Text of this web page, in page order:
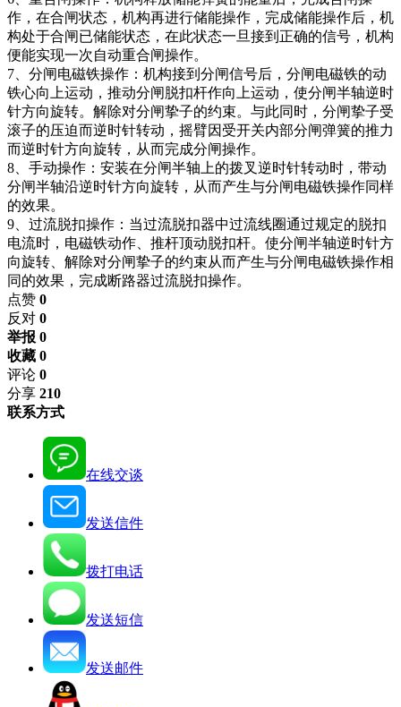
作，在合闸状态，机构再进行储能操作，完成储能操作后，机
构处于合闸已储能状态，在此状态一旦接到正确的信号，机构
便能实现一次自动重合闸操作。
7、分闸电磁铁操作：机构接到分闸信号后，分闸电磁铁的动
铁心向上运动，推动分闸脱扣杆作向上运动，使分闸半轴逆时
针方向旋转。解除对分闸挚子的约束。与此同时，分闸挚子受
滚子的压迫而逆时针转动，摇臂因受开关内部分闸弹簧的推力
而逆时针方向旋转，从而完成分闸操作。
8、手动操作：安装在分闸半轴上的拨叉逆时针转动时，带动
分闸半轴沿逆时针方向旋转，从而产生与分闸电磁铁操作同样
的效果。
9、过流脱扣操作：当过流脱扣器中过流线圈通过规定的脱扣
电流时，电磁铁动作、推杆顶动脱扣杆。使分闸半轴逆时针方
向旋转、解除对分闸挚子的约束从而产生与分闸电磁铁操作相
同的效果，完成断路器过流脱扣操作。
点赞 0
反对 0
举报 0
收藏 0
评论 0
分享 210
联系方式
在线交谈
发送信件
拨打电话
发送短信
发送邮件